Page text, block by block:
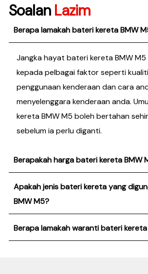
Soalan Lazim
Berapa lamakah bateri kereta BMW
Jangka hayat bateri kereta BMW
kepada pelbagai faktor seperti
penggunaan kenderaan dan cara
menyelenggara kenderaan anda.
kereta BMW M5 boleh bertahan
sebelum ia perlu diganti.
Berapakah harga bateri kereta BMW
Apakah jenis bateri kereta yang
BMW M5?
Berapa lamakah waranti bateri kereta